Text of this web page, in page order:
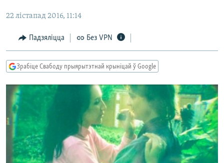
да
навігацыі
Перайсьці
да
ПАЛІТЫКА
ЭКАНОМІКА
ПАЛІТВЯЗЬНІ
КАЛЯНДАР
ГІСТОРЫЯ НА СВАБОДЗЕ
ПАДКАСТЫ
PREMIUM
НА ХВАЛЯХ СВАБОДЫ
ПАДЗЯЛІЦЦА ІНФАРМАЦЫЯЙ
ПАДКАСТЫ
Усе сайты РС/РСЭ
22 лістапад 2016, 11:14
Падзяліцца Без VPN
Зрабіце Свабоду прыярытэтнай крыніцай ў Google